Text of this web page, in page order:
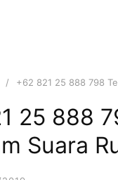
+62 821 25 888 798
25 888
Suara